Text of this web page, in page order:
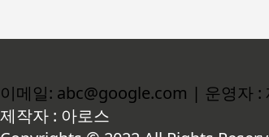
이메일: abc@google.com | 운영자 :
제작자 : 아로스